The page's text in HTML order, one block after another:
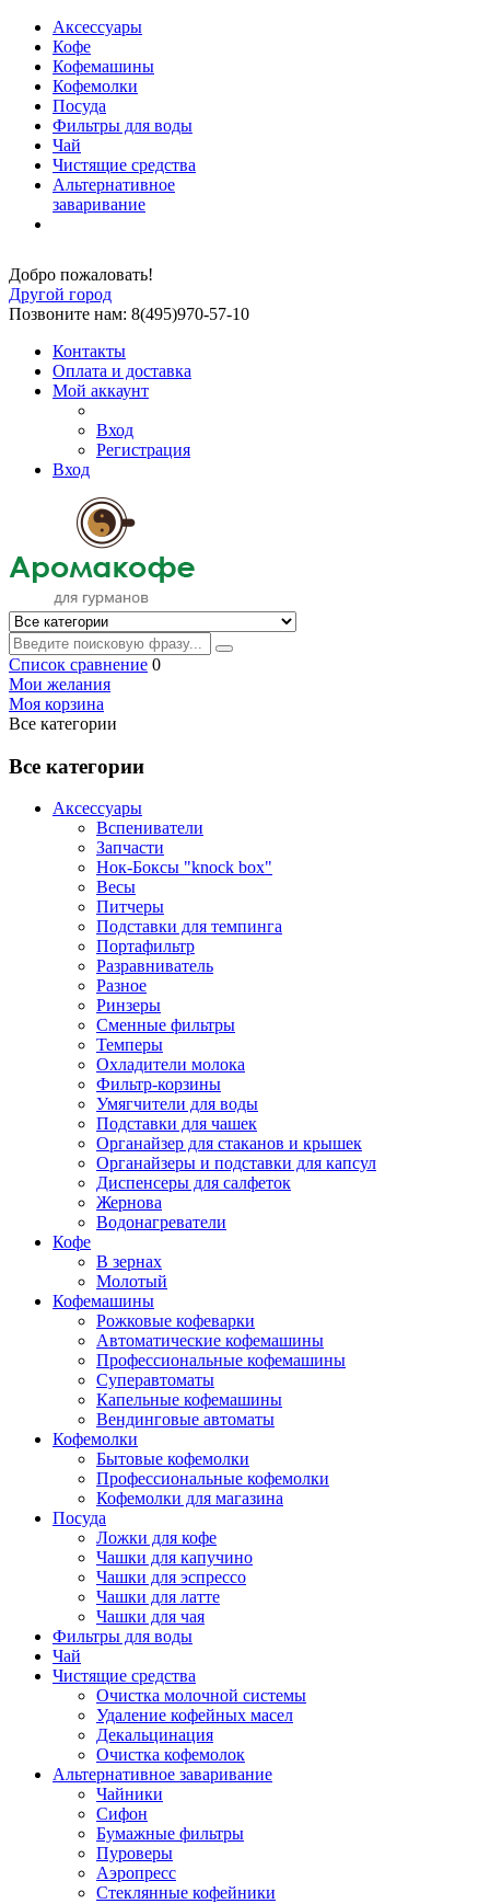
Аксессуары
Кофе
Кофемашины
Кофемолки
Посуда
Фильтры для воды
Чай
Чистящие средства
Альтернативное
заваривание
Добро пожаловать!
Другой город
Позвоните нам: 8(495)970-57-10
Контакты
Оплата и доставка
Мой аккаунт
Вход
Регистрация
Вход
Список сравнение 0
Мои желания
Моя корзина
Все категории
Все категории
Аксессуары
Вспениватели
Запчасти
Нок-Боксы "knock box"
Весы
Питчеры
Подставки для темпинга
Портафильтр
Разравниватель
Разное
Ринзеры
Сменные фильтры
Темперы
Охладители молока
Фильтр-корзины
Умягчители для воды
Подставки для чашек
Органайзер для стаканов и крышек
Органайзеры и подставки для капсул
Диспенсеры для салфеток
Жернова
Водонагреватели
Кофе
В зернах
Молотый
Кофемашины
Рожковые кофеварки
Автоматические кофемашины
Профессиональные кофемашины
Суперавтоматы
Капельные кофемашины
Вендинговые автоматы
Кофемолки
Бытовые кофемолки
Профессиональные кофемолки
Кофемолки для магазина
Посуда
Ложки для кофе
Чашки для капучино
Чашки для эспрессо
Чашки для латте
Чашки для чая
Фильтры для воды
Чай
Чистящие средства
Очистка молочной системы
Удаление кофейных масел
Декальцинация
Очистка кофемолок
Альтернативное заваривание
Чайники
Сифон
Бумажные фильтры
Пуроверы
Аэропресс
Стеклянные кофейники